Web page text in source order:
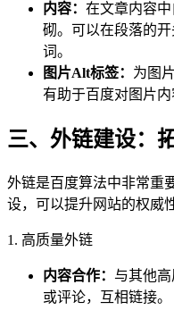
内容： 在文章内容
砌。可以在段落的
词。
图片Alt标签： 为图
有助于百度对图片内
三、外链建设：
外链是百度算法中非常重
设，可以提升网站的权威
1. 高质量外链
内容合作： 与其他
或评论，互相链接。